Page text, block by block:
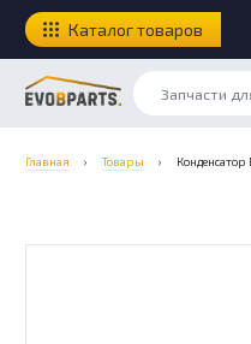
Каталог товаров
Главная › Товары › Конденсатор